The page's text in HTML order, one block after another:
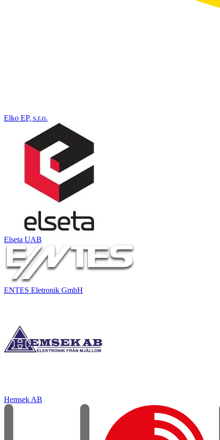
Elko EP, s.r.o.
Elseta UAB
ENTES Eletronik GmbH
Hemsek AB